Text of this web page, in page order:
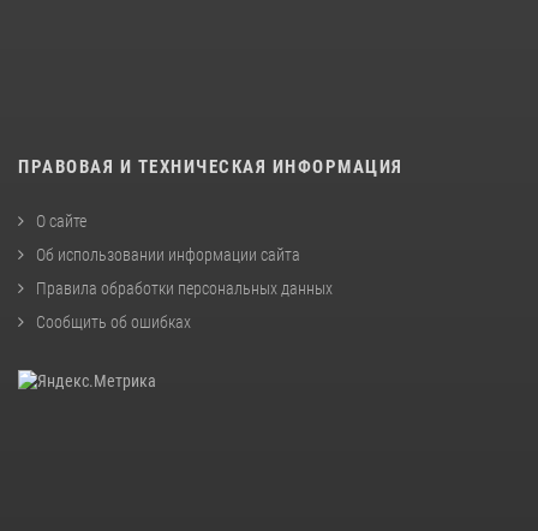
ПРАВОВАЯ И ТЕХНИЧЕСКАЯ ИНФОРМАЦИЯ
О сайте
Об использовании информации сайта
Правила обработки персональных данных
Сообщить об ошибках